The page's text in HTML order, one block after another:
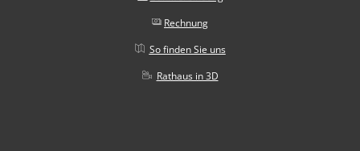
Rechnung
So finden Sie uns
Rathaus in 3D